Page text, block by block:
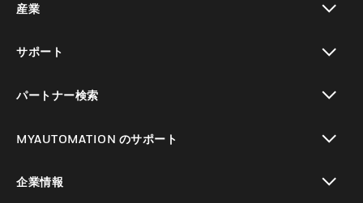
産業
サポート
パートナー検索
MYAUTOMATION のサポート
企業情報